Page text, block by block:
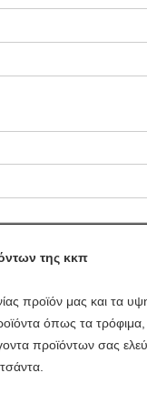
της κκπ
προϊόν μας και τα
όπως τα
προϊόντων σας